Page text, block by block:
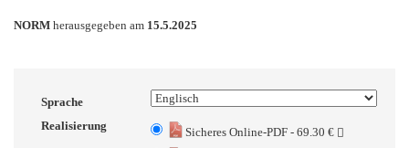
NORM herausgegeben am 15.5.2025
Sprache
Realisierung
Sicheres Online-PDF - 69.30 €